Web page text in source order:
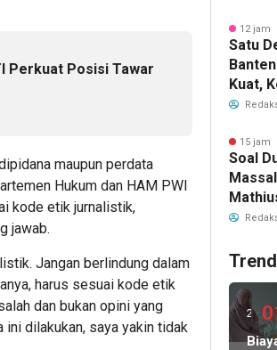
Perkuat Posisi Tawar
maupun perdata
Hukum dan HAM PWI
kode etik jurnalistik,
jawab.
Jangan berlindung dalam
harus sesuai kode etik
dan bukan opini yang
ini dilakukan, saya yakin tidak
12 jam
Satu
Kuat,
Ajak
15 jam
Soal
Hasil
2
hari